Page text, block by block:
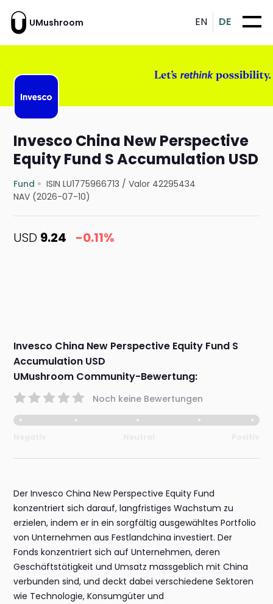
UMushroom EN DE
Invesco China New Perspective
Equity Fund S Accumulation USD
Fund ISIN LU1775966713 /Valor 42295434
NAV (2026-07-10)
USD 9.24 -0.11%
Invesco China New Perspective Equity Fund S
Accumulation USD
UMushroom Community-Bewertung:
Noch keine Bewertungen
Der Invesco China New Perspective Equity Fund
konzentriert sich darauf, langfristiges Wachstum zu
erzielen, indem er in ein sorgfältig ausgewähltes Portfolio
von Unternehmen aus Festlandchina investiert. Der
Fonds konzentriert sich auf Unternehmen, deren
Geschäftstätigkeit und Umsatz massgeblich mit China
verbunden sind, und deckt dabei verschiedene Sektoren
wie Technologie, Konsumgüter und